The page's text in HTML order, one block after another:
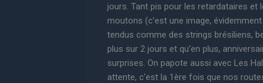
jours. Tant pis pour les retardataires et
moutons (c’est une image,
tendus comme des strings brésiliens,
plus sur 2 jours et qu’en plus,
surprises. On papote aussi avec Les
attente, c’est la 1ère fois que nos